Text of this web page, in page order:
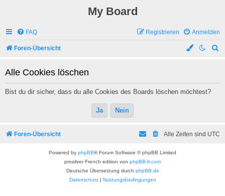
My Board
FAQ Anmelden
Registrieren
Foren-Übersicht
Alle Cookies löschen
Bist du dir sicher, dass du alle Cookies des Boards löschen möchtest?
Foren-Übersicht Alle Zeiten sind UTC
Powered by phpBB® Forum Software © phpBB Limited
prosilver French edition von phpBB-fr.com
Deutsche Übersetzung durch phpBB.de
Datenschutz| Nutzungsbedingungen